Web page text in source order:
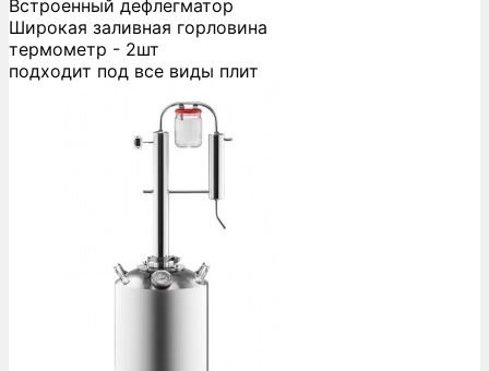
Встроенный дефлегматор
Широкая заливная горловина
термометр - 2шт
подходит под все виды плит